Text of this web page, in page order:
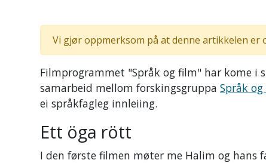
Vi gjør oppmerksom på at denne artikkelen
Filmprogrammet "Språk og film" har kome i
samarbeid mellom forskingsgruppa Språk
ei språkfagleg innleiing.
Ett öga rött
I den første filmen møter me Halim og hans